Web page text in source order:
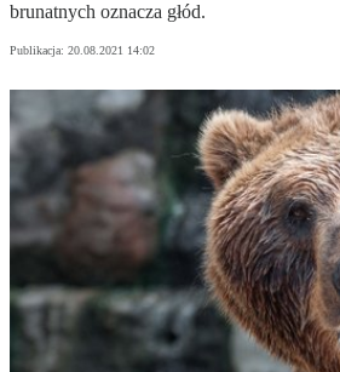
brunatnych oznacza głód.
Publikacja: 20.08.2021 14:02